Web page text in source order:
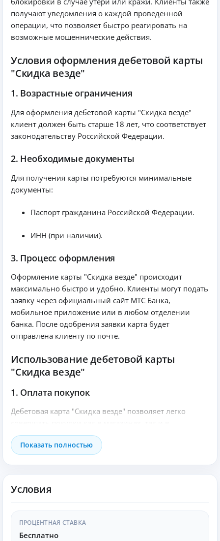
получают уведомления о каждой проведенной
операции, что позволяет быстро реагировать на
возможные мошеннические действия.
Условия оформления дебетовой карты
"Скидка везде"
1. Возрастные ограничения
Для оформления дебетовой карты "Скидка везде"
клиент должен быть старше 18 лет, что соответствует
законодательству Российской Федерации.
2. Необходимые документы
Для получения карты потребуются минимальные
документы:
Паспорт гражданина Российской Федерации.
ИНН (при наличии).
3. Процесс оформления
Оформление карты "Скидка везде" происходит
максимально быстро и удобно. Клиенты могут подать
заявку через официальный сайт МТС Банка,
мобильное приложение или в любом отделении
банка. После одобрения заявки карта будет
отправлена клиенту по почте.
Использование дебетовой карты
"Скидка везде"
1. Оплата покупок
Дебетовая карта "Скидка везде" позволяет легко
интернете. Клиенты могут рассчитываться за товары
и услуги безналичным способом, что является
современным трендом в повседневных платежах.
в специальных акциях и скидках от партнеров банка.
Это делает покупки более выгодными и
Показать полностью
Условия
ПРОЦЕНТНАЯ СТАВКА
Бесплатно